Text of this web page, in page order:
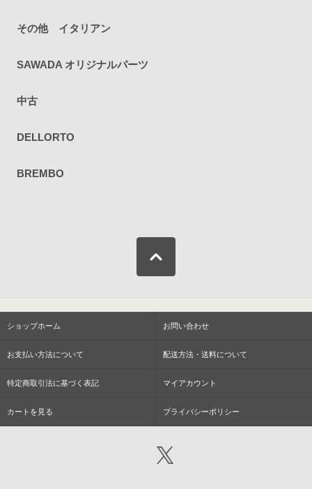
その他 イタリアン
SAWADA オリジナルパーツ
中古
DELLORTO
BREMBO
ショップホーム お問い合わせ
お支払い方法について 配送方法・送料について
特定商取引法に基づく表記 マイアカウント
カートを見る プライバシーポリシー